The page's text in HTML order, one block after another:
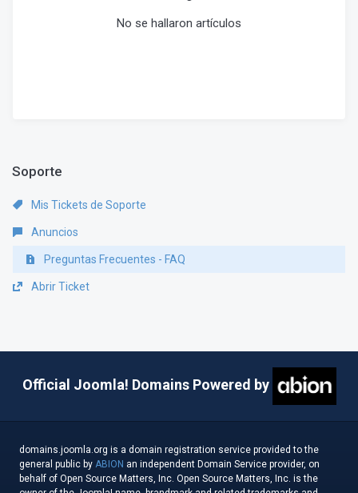
No se hallaron artículos
Soporte
Mis Tickets de Soporte
Anuncios
Preguntas Frecuentes - FAQ
Abrir Ticket
Official Joomla! Domains Powered by
domains.joomla.org is a domain registration service provided to the
general public by ABION an independent Domain Service provider, on
behalf of Open Source Matters, Inc. Open Source Matters, Inc. is the